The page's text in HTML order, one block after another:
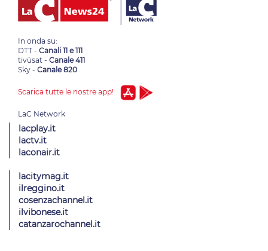
In onda su:
DTT - Canali 11 e 111
tivùsat - Canale 411
Sky - Canale 820
Scarica tutte le nostre app!
lacplay.it
lactv.it
laconair.it
lacitymag.it
ilreggino.it
cosenzachannel.it
ilvibonese.it
catanzarochannel.it